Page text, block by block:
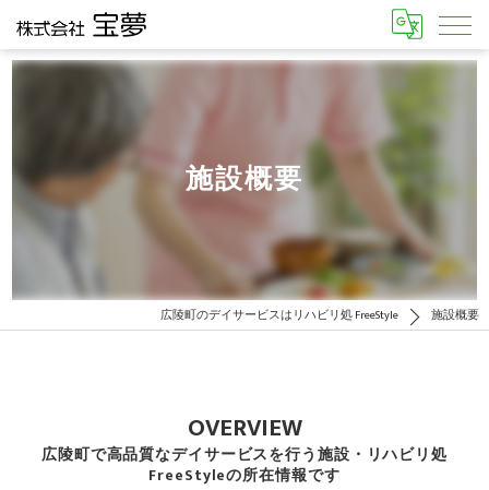
施設概要
広陵町のデイサービスはリハビリ処 FreeStyle 施設概要
広陵町で高品質なデイサービスを行う施設・リハビリ処
FreeStyleの所在情報です
OVERVIEW